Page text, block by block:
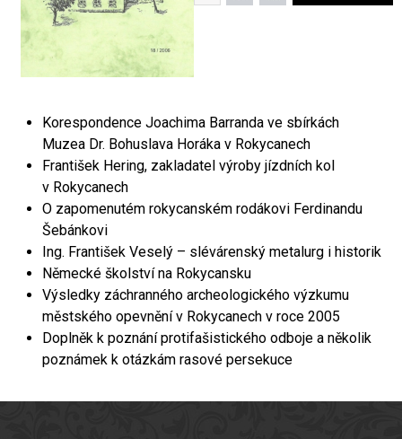
Korespondence Joachima Barranda ve sbírkách
Muzea Dr. Bohuslava Horáka v Rokycanech
František Hering, zakladatel výroby jízdních kol
v Rokycanech
O zapomenutém rokycanském rodákovi Ferdinandu
Šebánkovi
Ing. František Veselý – slévárenský metalurg i historik
Německé školství na Rokycansku
Výsledky záchranného archeologického výzkumu
městského opevnění v Rokycanech v roce 2005
Doplněk k poznání protifašistického odboje a několik
poznámek k otázkám rasové persekuce